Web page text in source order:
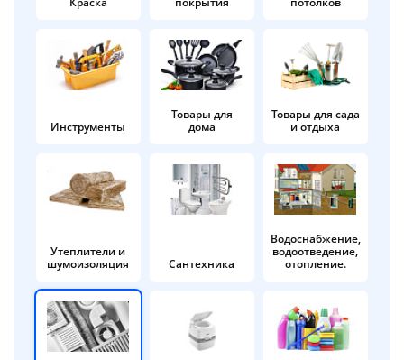
Инструменты
Товары для
дома
Товары для сада
и отдыха
Утеплители и
шумоизоляция
Сантехника
Водоснабжение,
водоотведение,
отопление.
в корзину
Оплачивайте сегодня только
25% картой любого банка
Получайте товар
выбранный способом
Оставшиеся
% будут
списываться
по25%каждые 2 недели